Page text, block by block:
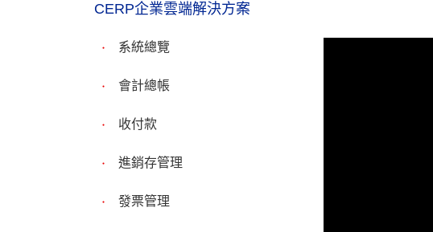
CERP企業雲端解決方案
系統總覽
會計總帳
收付款
進銷存管理
發票管理